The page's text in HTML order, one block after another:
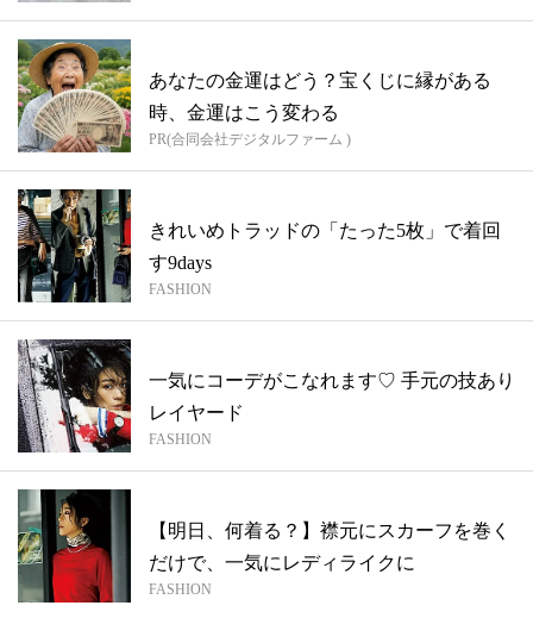
あなたの金運はどう？宝くじに縁がある
時、金運はこう変わる
PR(合同会社デジタルファーム )
きれいめトラッドの「たった5枚」で着回
す9days
FASHION
一気にコーデがこなれます♡ 手元の技あり
レイヤード
FASHION
【明日、何着る？】襟元にスカーフを巻く
だけで、一気にレディライクに
FASHION